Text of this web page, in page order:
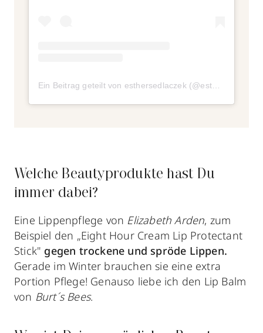
Welche Beautyprodukte hast Du
immer dabei?
Eine Lippenpflege von Elizabeth Arden, zum
Beispiel den „Eight Hour Cream Lip Protectant
Stick" gegen trockene und spröde Lippen.
Gerade im Winter brauchen sie eine extra
Portion Pflege! Genauso liebe ich den Lip Balm
von Burt´s Bees.